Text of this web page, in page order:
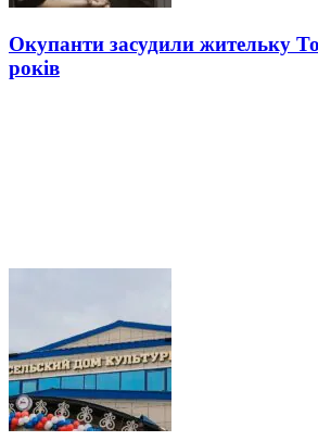
Окупанти засудили жительку
років